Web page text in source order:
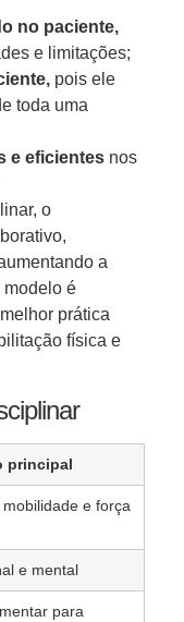
no paciente,
e limitações;
pois ele
toda uma
e eficientes nos
o
a
modelo é
prática
física e
principal
e força
e mental
para